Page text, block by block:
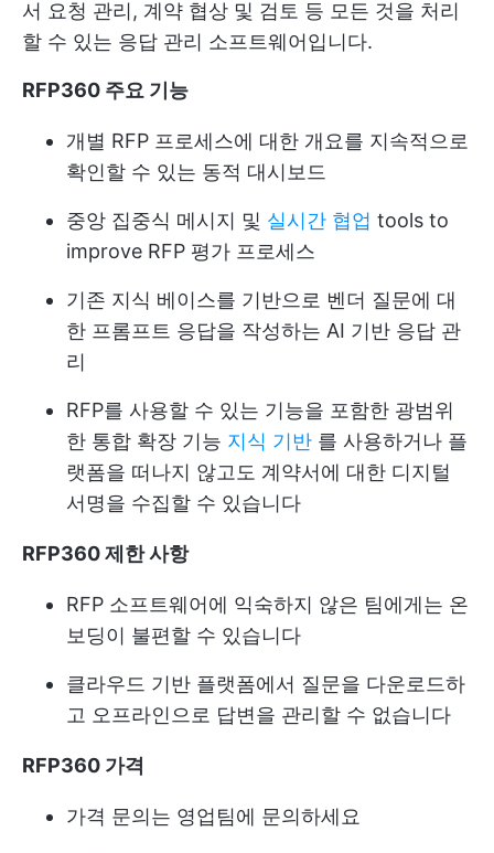
서 요청 관리, 계약 협상 및 검토 등 모든 것을 처리
할 수 있는 응답 관리 소프트웨어입니다.
RFP360 주요 기능
개별 RFP 프로세스에 대한 개요를 지속적으로
확인할 수 있는 동적 대시보드
중앙 집중식 메시지 및 실시간 협업 tools to
improve RFP 평가 프로세스
기존 지식 베이스를 기반으로 벤더 질문에 대
한 프롬프트 응답을 작성하는 AI 기반 응답 관
리
RFP를 사용할 수 있는 기능을 포함한 광범위
한 통합 확장 기능 지식 기반 를 사용하거나 플
랫폼을 떠나지 않고도 계약서에 대한 디지털
서명을 수집할 수 있습니다
RFP360 제한 사항
RFP 소프트웨어에 익숙하지 않은 팀에게는 온
보딩이 불편할 수 있습니다
클라우드 기반 플랫폼에서 질문을 다운로드하
고 오프라인으로 답변을 관리할 수 없습니다
RFP360 가격
가격 문의는 영업팀에 문의하세요